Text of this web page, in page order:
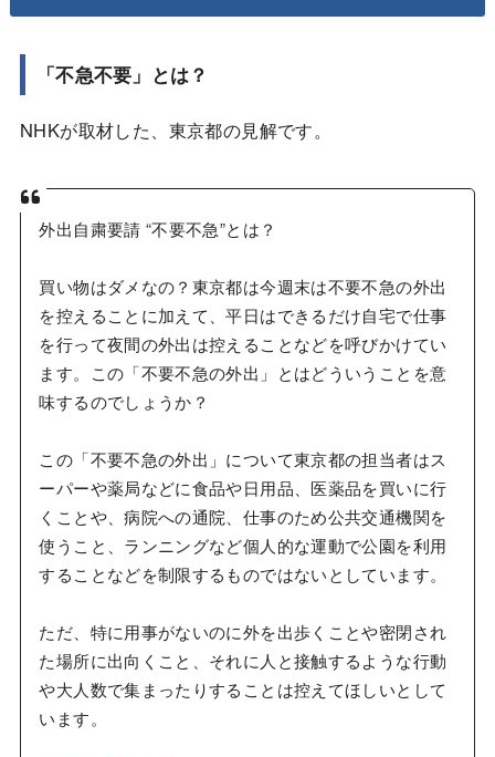
「不急不要」とは？
NHKが取材した、東京都の見解です。
外出自粛要請 “不要不急”とは？
買い物はダメなの？東京都は今週末は不要不急の外出
を控えることに加えて、平日はできるだけ自宅で仕事
を行って夜間の外出は控えることなどを呼びかけてい
ます。この「不要不急の外出」とはどういうことを意
味するのでしょうか？
この「不要不急の外出」について東京都の担当者はス
ーパーや薬局などに食品や日用品、医薬品を買いに行
くことや、病院への通院、仕事のため公共交通機関を
使うこと、ランニングなど個人的な運動で公園を利用
することなどを制限するものではないとしています。
ただ、特に用事がないのに外を出歩くことや密閉され
た場所に出向くこと、それに人と接触するような行動
や大人数で集まったりすることは控えてほしいとして
います。